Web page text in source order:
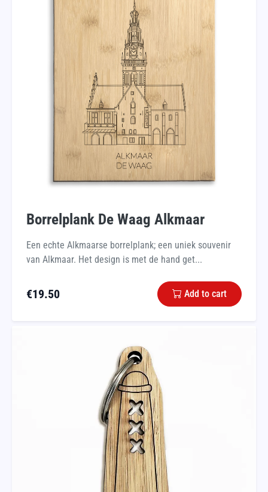
Borrelplank De Waag Alkmaar
Een echte Alkmaarse borrelplank; een uniek souvenir
van Alkmaar. Het design is met de hand get...
€19.50 Add to cart